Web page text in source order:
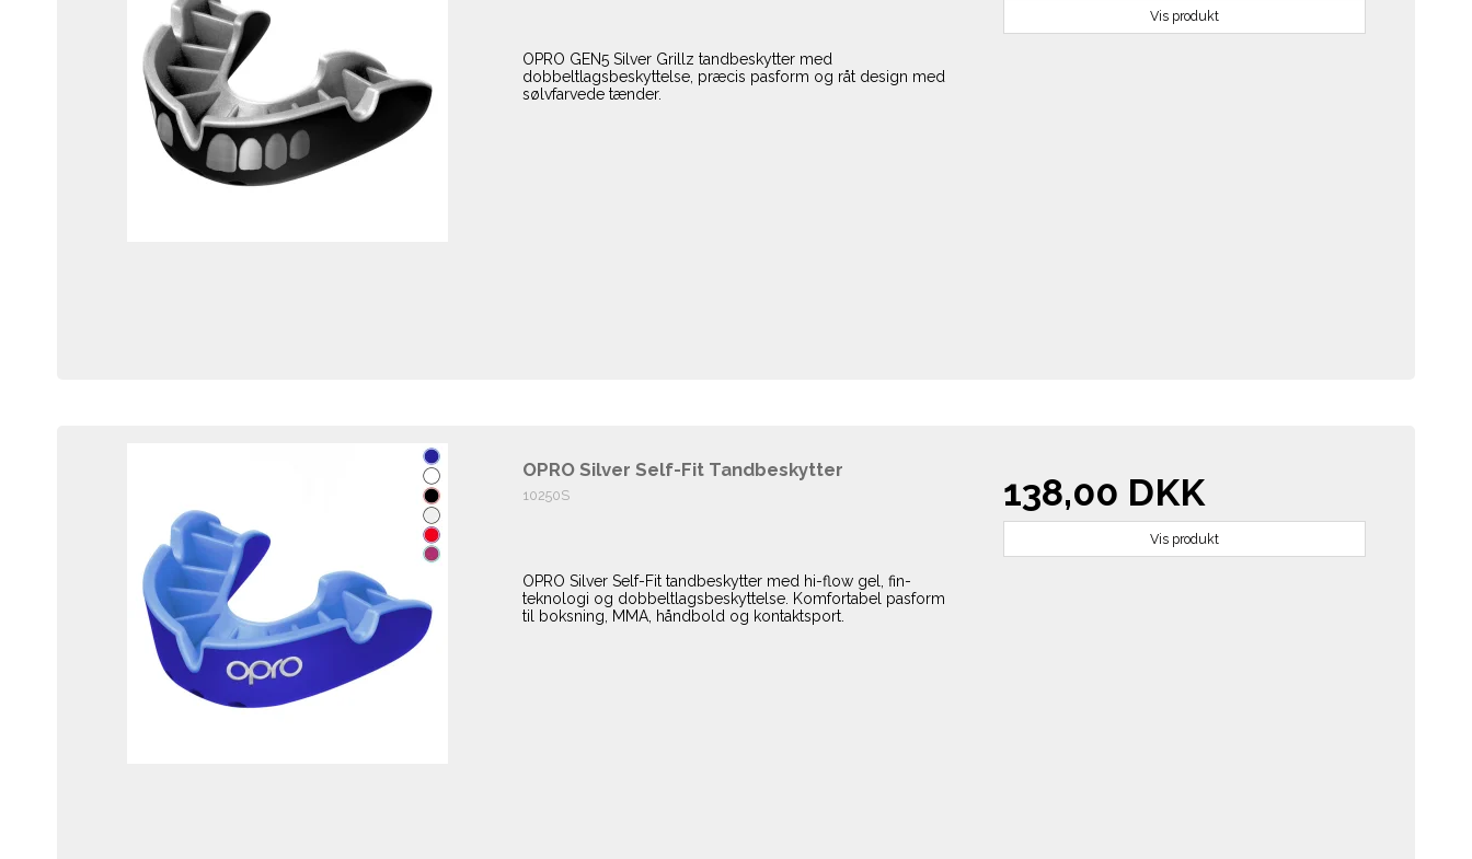
OPRO GEN5 Silver Grillz tandbeskytter med
dobbeltlagsbeskyttelse, præcis pasform og råt design med
sølvfarvede tænder.
Vis produkt
OPRO Silver Self-Fit Tandbeskytter
10250S
OPRO Silver Self-Fit tandbeskytter med hi-flow gel, fin-
teknologi og dobbeltlagsbeskyttelse. Komfortabel pasform
til boksning, MMA, håndbold og kontaktsport.
138,00 DKK
Vis produkt